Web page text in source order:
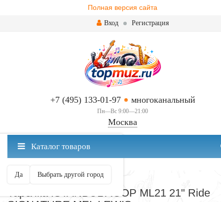
Полная версия сайта
Вход Регистрация
+7 (495) 133-01-97 многоканальный
Пн—Вс 9:00—21:00
Москва
Москва ваш город?
Да Выбрать другой город
Каталог товаров
ТАРЕЛКИ
Тарелка ISTANBUL AGOP ML21 21" Ride